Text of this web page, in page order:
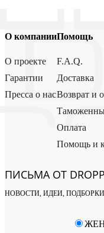
О компании
О проекте
Гарантии
Пресса о нас
Помощь
F.A.Q.
Доставка
Возврат и
Оплата
Помощь и
ПИСЬМА ОТ
НОВОСТИ, ИДЕИ,